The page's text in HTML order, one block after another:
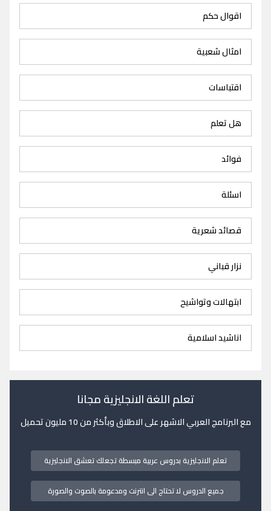
اقوال حكم
امثال شعبية
اقتباسات
هل تعلم
فوائد
اسئلة
قصائد شعرية
نزار قباني
ابتهالات وتواشيح
اناشيد اسلامية
تعلم اللغة الانجليزية مجانا
مع البرنامج العربي الاشهر على الاطلاق وبأكثر من 10 مليون تحميل
تعلم الانجليزية بدروس عربية مبسطة تجعلك تعشق الانجليزية
جميع الدروس لا تحتاج الى انترنت ومدعومة بالصوت والصورة